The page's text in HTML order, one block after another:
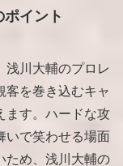
イント
浅川大輔のプロレ
客を巻き込むキャ
ます。ハードな攻
いで笑わせる場面
ため、浅川大輔の